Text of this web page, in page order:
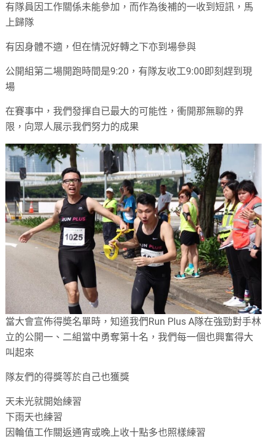
有隊員因工作關係未能參加，而作為後補的一收到短訊，馬
上歸隊
有因身體不適，但在情況好轉之下亦到場參與
公開組第二場開跑時間是9:20，有隊友收工9:00即刻趕到現
場
在賽事中，我們發揮自已最大的可能性，衝開那無聊的界
限，向眾人展示我們努力的成果
當大會宣佈得奬名單時，知道我們Run Plus A隊在強勁對手林
立的公開一、二組當中勇奪第十名，我們每一個也興奮得大
叫起來
隊友們的得獎等於自己也獲獎
天未光就開始練習
下雨天也練習
因輪值工作關返通宵或晚上收十點多也照樣練習